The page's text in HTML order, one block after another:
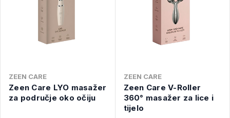
ZEEN CARE
Zeen Care LYO masažer
za područje oko očiju
ZEEN CARE
Zeen Care V-Roller
360° masažer za lice i
tijelo